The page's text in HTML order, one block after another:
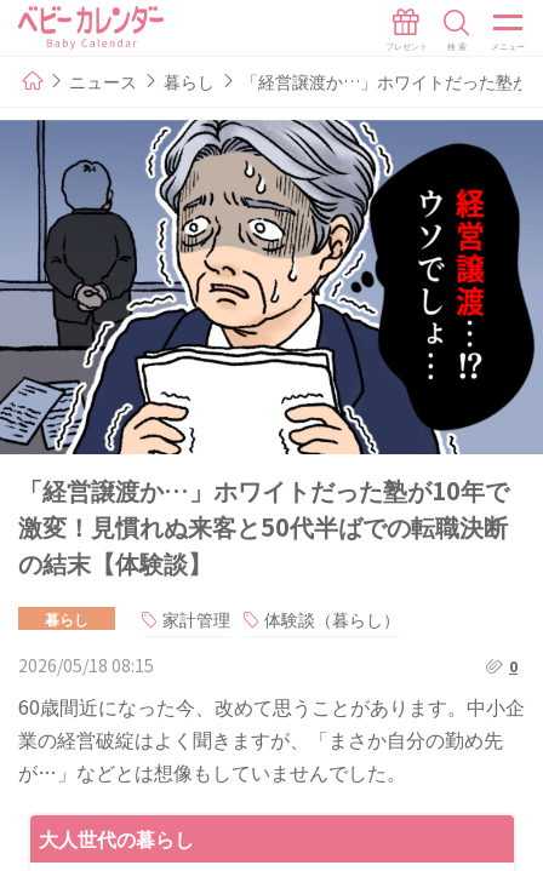
ニュース 暮らし 「経営譲渡か…」ホワイトだった塾が
「経営譲渡か…」ホワイトだった塾が10年で
激変！見慣れぬ来客と50代半ばでの転職決断
の結末【体験談】
暮らし 家計管理
体験談（暮らし）
2026/05/18 08:15
0
60歳間近になった今、改めて思うことがあります。中小企
業の経営破綻はよく聞きますが、「まさか自分の勤め先
が…」などとは想像もしていませんでした。
大人世代の暮らし